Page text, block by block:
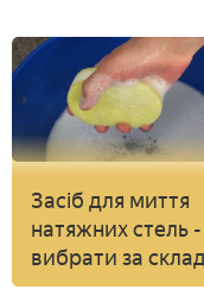
Засіб для миття
натяжних стель -
вибрати за
виробника і